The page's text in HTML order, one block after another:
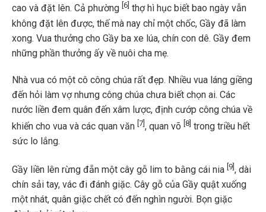
cao và đặt lên. Cả phường [6] thợ hì hục biết bao ngày vẫn
không đặt lên được, thế mà nay chỉ một chốc, Gầy đã làm
xong. Vua thưởng cho Gầy ba xe lúa, chín con dê. Gầy đem
những phần thưởng ấy về nuôi cha mẹ.
Nhà vua có một cô công chúa rất đẹp. Nhiều vua láng giềng
đến hỏi làm vợ nhưng công chúa chưa biết chọn ai. Các
nước liền đem quân đến xâm lược, định cướp công chúa về
khiến cho vua và các quan văn [7] , quan võ [8] trong triều hết
sức lo lắng.
Gầy liền lên rừng đẵn một cây gỗ lim to bằng cái nia [9] , dài
chín sải tay, vác đi đánh giặc. Cây gỗ của Gầy quật xuống
một nhát, quân giặc chết có đến nghìn người. Bọn giặc